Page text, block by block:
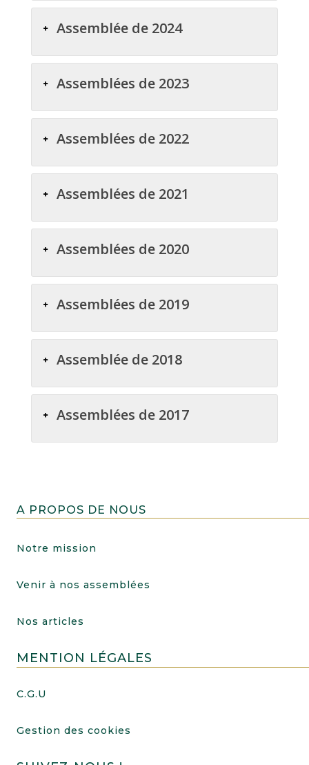
Assemblée de 2024
Assemblées de 2023
Assemblées de 2022
Assemblées de 2021
Assemblées de 2020
Assemblées de 2019
Assemblée de 2018
Assemblées de 2017
A PROPOS DE NOUS
Notre mission
Venir à nos assemblées
Nos articles
MENTION LÉGALES
C.G.U
Gestion des cookies